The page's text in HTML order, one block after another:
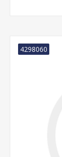
4298060